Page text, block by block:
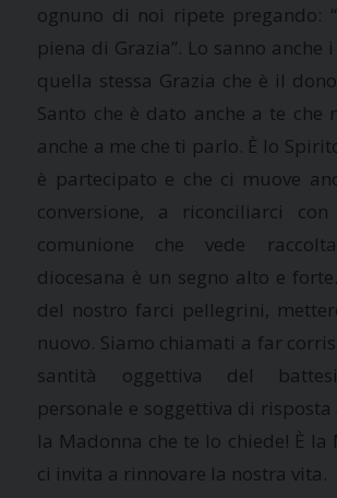
ognuno di noi ripete pregando:
piena di Grazia”. Lo sanno anche
quella stessa Grazia che è il
Santo che è dato anche a te che
anche a me che ti parlo. È lo
è partecipato e che ci muove
conversione, a riconciliarci
comunione che vede
diocesana è un segno alto e
del nostro farci pellegrini,
nuovo. Siamo chiamati a far
santità oggettiva del
personale e soggettiva di risposta
la Madonna che te lo chiede! È la
ci invita a rinnovare la nostra vita.